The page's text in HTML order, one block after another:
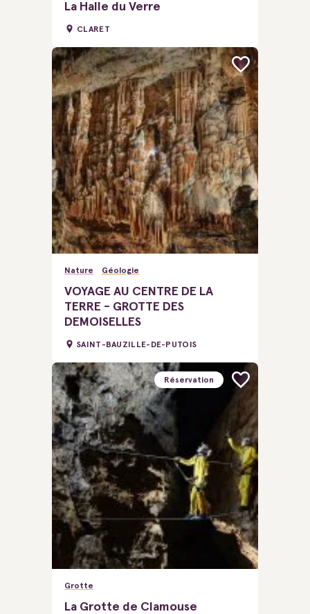
La Halle du Verre
CLARET
Nature Géologie
VOYAGE AU CENTRE DE LA
TERRE - GROTTE DES
DEMOISELLES
SAINT-BAUZILLE-DE-PUTOIS
Grotte
La Grotte de Clamouse
Réservation